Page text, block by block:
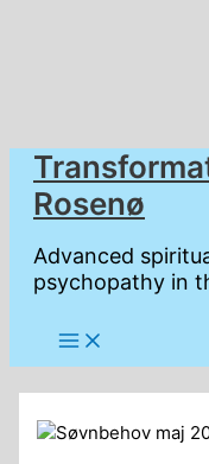
indholdet
Rosenø
Advanced
psychopathy in